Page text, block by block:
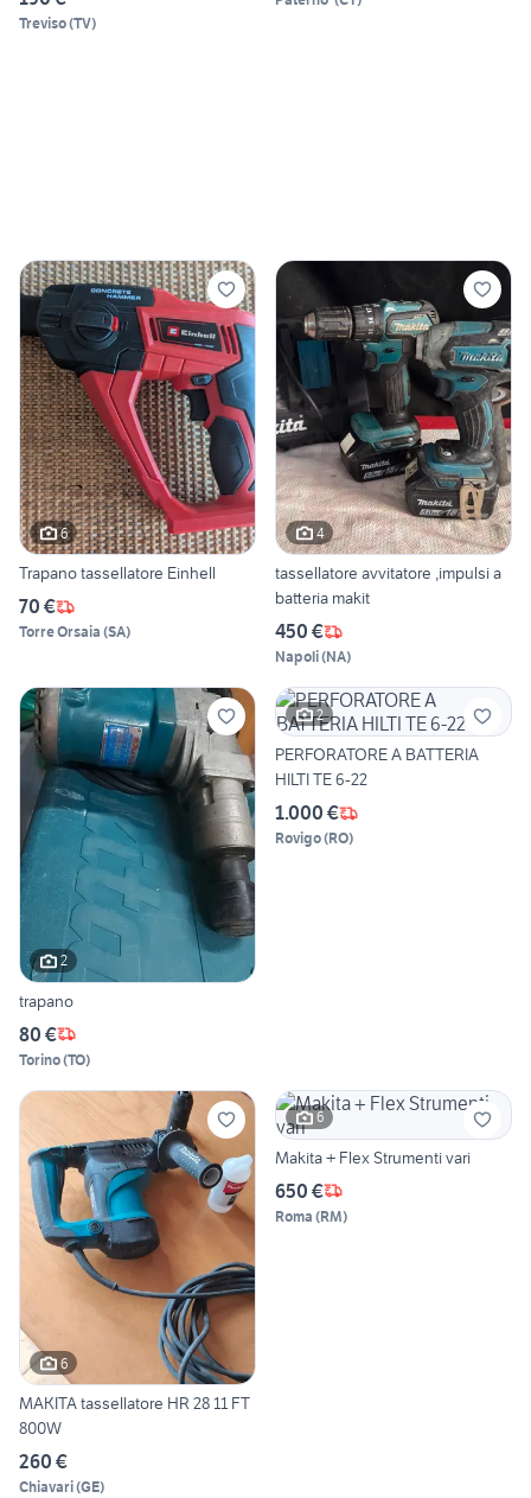
Treviso(TV)
6
Trapano tassellatore Einhell
70 €
Torre Orsaia (SA)
4
tassellatore avvitatore ,impulsi a
batteria makit
450 €
Napoli(NA)
2
trapano
80 €
Torino(TO)
2
PERFORATORE A BATTERIA
HILTI TE 6-22
1.000 €
Rovigo(RO)
6
MAKITA tassellatore HR 28 11 FT
800W
260 €
Chiavari(GE)
6
Makita + Flex Strumenti vari
650 €
Roma (RM)